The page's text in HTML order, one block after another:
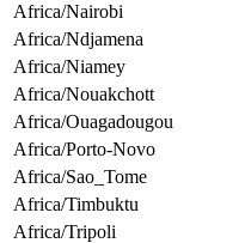
Africa/Nairobi
Africa/Ndjamena
Africa/Niamey
Africa/Nouakchott
Africa/Ouagadougou
Africa/Porto-Novo
Africa/Sao_Tome
Africa/Timbuktu
Africa/Tripoli